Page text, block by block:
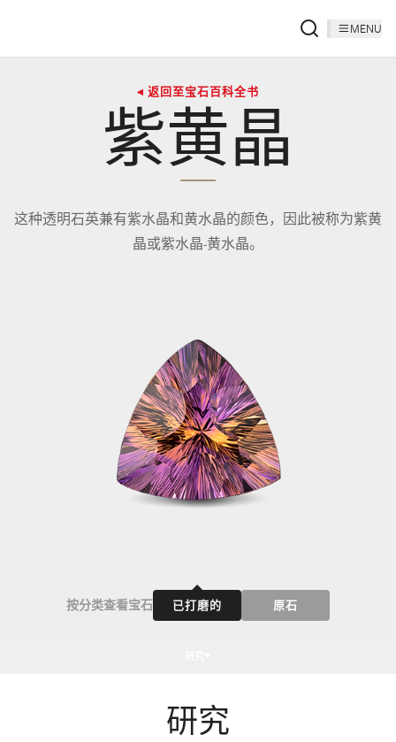
MENU
◂ 返回至宝石百科全书
紫黄晶
这种透​​明石英兼有紫水晶和黄水晶的颜色，因此被称为紫黄
晶或紫水晶-黄水晶。
按分类查看宝石 已打磨的 原石
研究